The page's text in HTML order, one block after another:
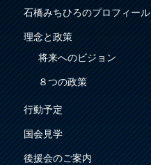
石橋みちひろのプロフィール
理念と政策
将来へのビジョン
８つの政策
行動予定
国会見学
後援会のご案内